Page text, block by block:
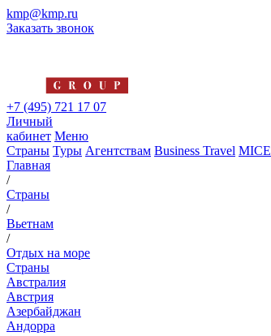
kmp@kmp.ru
Заказать звонок
+7 (495) 721 17 07
Личный
кабинет Меню
Страны Туры Агентствам Business Travel MICE
Главная
/
Страны
/
Вьетнам
/
Отдых на море
Страны
Австралия
Австрия
Азербайджан
Андорра